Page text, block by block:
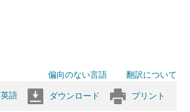
偏向のない言語 翻訳について
英語 ダウンロード プリント